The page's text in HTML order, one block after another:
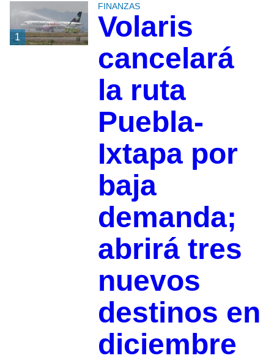
1
FINANZAS
Volaris
cancelará
la ruta
Puebla-
Ixtapa por
baja
demanda;
abrirá tres
nuevos
destinos en
diciembre